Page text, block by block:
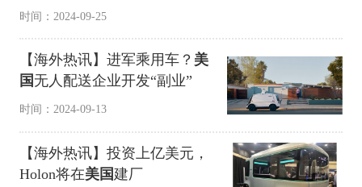
时间：2024-09-25
【海外热讯】进军乘用车？ 美
国 无人配送企业开发“副业”
时间：2024-09-13
【海外热讯】投资上亿美元，
Holon将在美国建厂